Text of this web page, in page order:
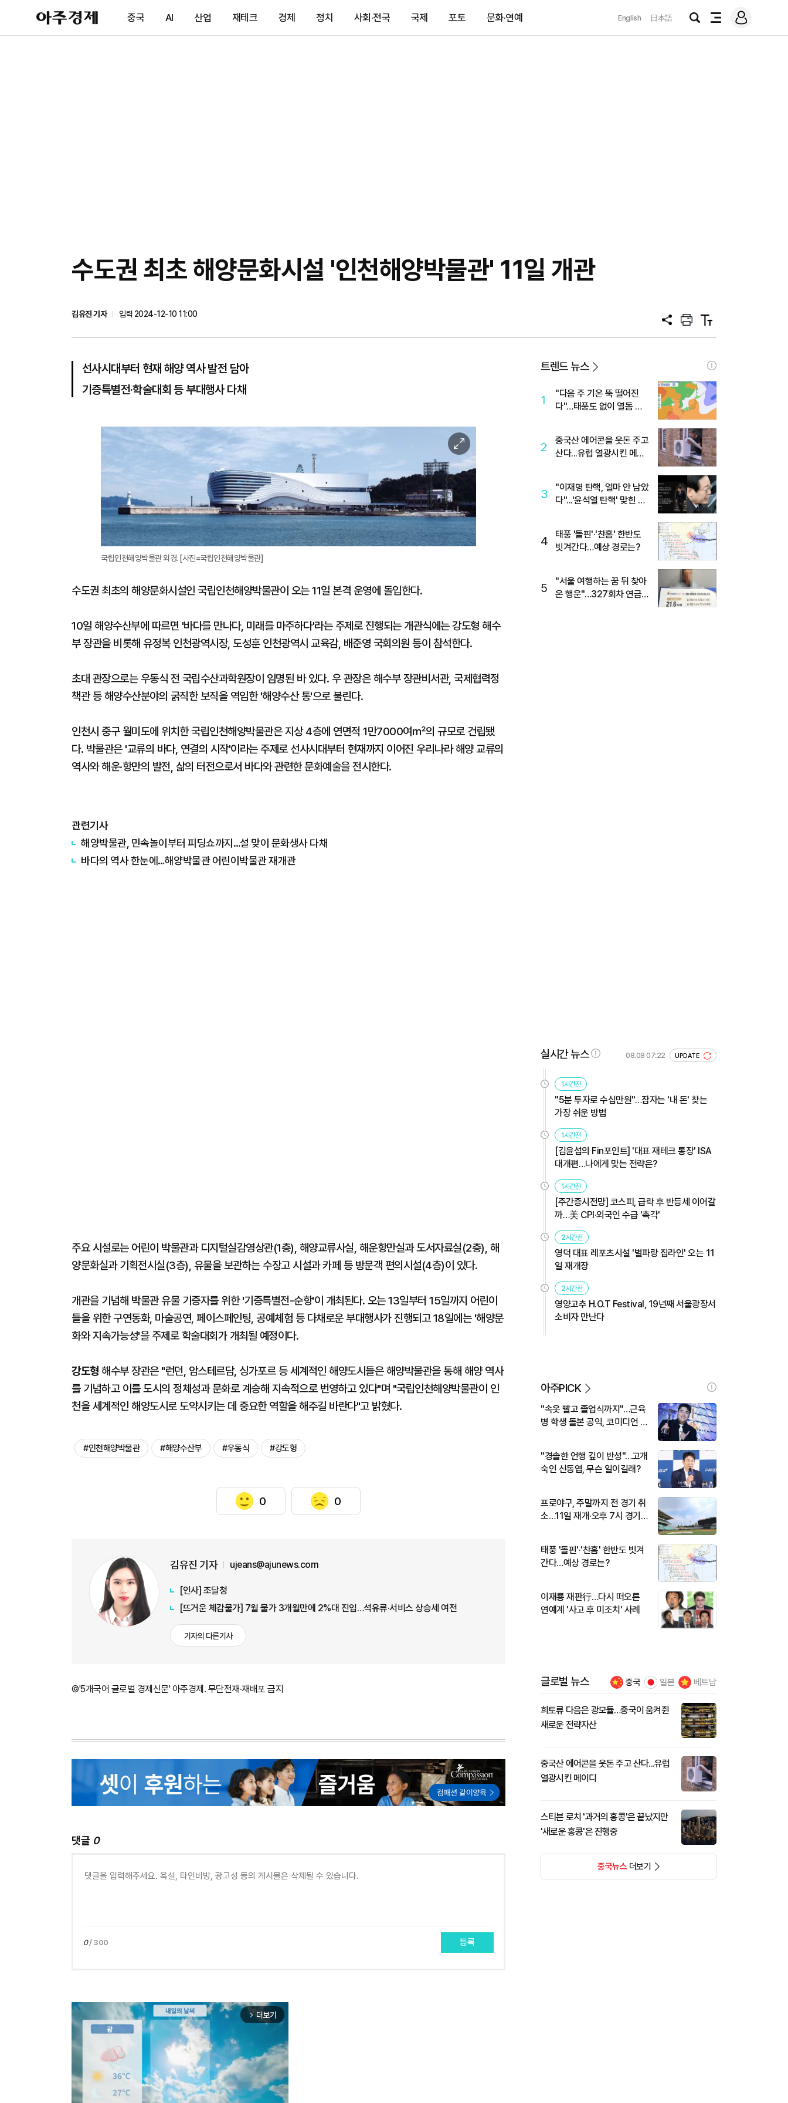
아
주
제
중국 AI 산업 재테크 경제 정치 사회·전국 국제 포토 문화·연예 English 日本語
검
전
메
그
수도권 최초 해양문화시설 '인천해양박물관' 11일 개관
김유진 기자
입력 2024-12-10 11:00
공
프
트
텍
트
선사시대부터 현재 해양 역사 발전 담아
기증특별전·학술대회 등 부대행사 다채
이
미
지
확
대
국립인천해양박물관 외경. [사진=국립인천해양박물관]
수도권 최초의 해양문화시설인 국립인천해양박물관이 오는 11일 본격 운영에 돌입한다.
10일 해양수산부에 따르면 '바다를 만나다, 미래를 마주하다'라는 주제로 진행되는 개관식에는 강도형 해수
부 장관을 비롯해 유정복 인천광역시장, 도성훈 인천광역시 교육감, 배준영 국회의원 등이 참석한다.
초대 관장으로는 우동식 전 국립수산과학원장이 임명된 바 있다. 우 관장은 해수부 장관비서관, 국제협력정
책관 등 해양수산분야의 굵직한 보직을 역임한 '해양수산 통'으로 불린다.
인천시 중구 월미도에 위치한 국립인천해양박물관은 지상 4층에 연면적 1만7000여㎡의 규모로 건립됐
다. 박물관은 '교류의 바다, 연결의 시작'이라는 주제로 선사시대부터 현재까지 이어진 우리나라 해양 교류의
역사와 해운·항만의 발전, 삶의 터전으로서 바다와 관련한 문화예술을 전시한다.
관련기사
해양박물관, 민속놀이부터 피딩쇼까지…설 맞이 문화생사 다채
바다의 역사 한눈에…해양박물관 어린이박물관 재개관
주요 시설로는 어린이 박물관과 디지털실감영상관(1층), 해양교류사실, 해운항만실과 도서자료실(2층), 해
양문화실과 기획전시실(3층), 유물을 보관하는 수장고 시설과 카페 등 방문객 편의시설(4층)이 있다.
개관을 기념해 박물관 유물 기증자를 위한 '기증특별전-순항'이 개최된다. 오는 13일부터 15일까지 어린이
들을 위한 구연동화, 마술공연, 페이스페인팅, 공예체험 등 다채로운 부대행사가 진행되고 18일에는 '해양문
화와 지속가능성'을 주제로 학술대회가 개최될 예정이다.
강도형 해수부 장관은 "런던, 암스테르담, 싱가포르 등 세계적인 해양도시들은 해양박물관을 통해 해양 역사
를 기념하고 이를 도시의 정체성과 문화로 계승해 지속적으로 번영하고 있다"며 "국립인천해양박물관이 인
천을 세계적인 해양도시로 도약시키는 데 중요한 역할을 해주길 바란다"고 밝혔다.
#인천해양박물관 #해양수산부 #우동식 #강도형
0 0
김유진 기자 ujeans@ajunews.com
[인사] 조달청
[뜨거운 체감물가] 7월 물가 3개월만에 2%대 진입…석유류·서비스 상승세 여전
기자의 다른기사
©'5개국어 글로벌 경제신문' 아주경제. 무단전재·재배포 금지
댓글 0
0/ 300 등록
arrow_forward_ios 더보기
트렌드 뉴스
1
"다음 주 기온 뚝 떨어진
다"…태풍도 없이 열돔 박
2
중국산 에어콘을 웃돈 주고
산다...유럽 열광시킨 메이
3
"이재명 탄핵, 얼마 안 남았
다"...'윤석열 탄핵' 맞힌 무
4
태풍 '돌핀'·'찬홈' 한반도
빗겨간다…예상 경로는?
5
"서울 여행하는 꿈 뒤 찾아
온 행운"…327회차 연금
실시간 뉴스 08.08 07:22 UPDATE
1시간전
"5분 투자로 수십만원"…잠자는 '내 돈' 찾는
가장 쉬운 방법
1시간전
[김윤섭의 Fin포인트] '대표 재테크 통장' ISA
대개편…나에게 맞는 전략은?
1시간전
[주간증시전망] 코스피, 급락 후 반등세 이어갈
까…美 CPI·외국인 수급 '촉각'
2시간전
영덕 대표 레포츠시설 '별파랑 집라인' 오는 11
일 재개장
2시간전
영양고추 H.O.T Festival, 19년째 서울광장서
소비자 만난다
아주PICK
"속옷 빨고 졸업식까지"…근육
병 학생 돌본 공익, 코미디언 김
"경솔한 언행 깊이 반성"…고개
숙인 신동엽, 무슨 일이길래?
프로야구, 주말까지 전 경기 취
소…11일 재개·오후 7시 경기
태풍 '돌핀'·'찬홈' 한반도 빗겨
간다…예상 경로는?
이재룡 재판行…다시 떠오른
연예계 '사고 후 미조치' 사례
글로벌 뉴스 중국 일본 베트남
희토류 다음은 광모듈…중국이 움켜쥔
새로운 전략자산
중국산 에어콘을 웃돈 주고 산다...유럽
열광시킨 메이디
스티븐 로치 '과거의 홍콩'은 끝났지만
'새로운 홍콩'은 진행중
중국뉴스더보기